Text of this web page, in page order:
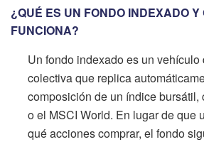
¿QUÉ ES UN FONDO INDEXADO Y
FUNCIONA?
Un fondo indexado es un vehículo
colectiva que replica
composición de un índice bursátil,
o el MSCI World. En lugar de que
qué acciones comprar, el fondo